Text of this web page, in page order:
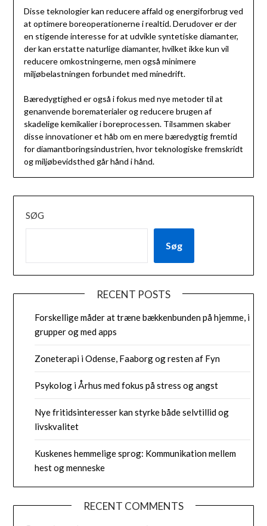
Disse teknologier kan reducere affald og energiforbrug ved
at optimere boreoperationerne i realtid. Derudover er der
en stigende interesse for at udvikle syntetiske diamanter,
der kan erstatte naturlige diamanter, hvilket ikke kun vil
reducere omkostningerne, men også minimere
miljøbelastningen forbundet med minedrift.
Bæredygtighed er også i fokus med nye metoder til at
genanvende borematerialer og reducere brugen af
skadelige kemikalier i boreprocessen. Tilsammen skaber
disse innovationer et håb om en mere bæredygtig fremtid
for diamantboringsindustrien, hvor teknologiske fremskridt
og miljøbevidsthed går hånd i hånd.
SØG
Søg
RECENT POSTS
Forskellige måder at træne bækkenbunden på hjemme, i
grupper og med apps
Zoneterapi i Odense, Faaborg og resten af Fyn
Psykolog i Århus med fokus på stress og angst
Nye fritidsinteresser kan styrke både selvtillid og
livskvalitet
Kuskenes hemmelige sprog: Kommunikation mellem
hest og menneske
RECENT COMMENTS